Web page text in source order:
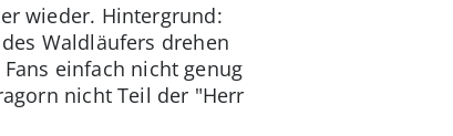
wieder. Hintergrund:
Waldläufers drehen
einfach nicht genug
nicht Teil der "Herr